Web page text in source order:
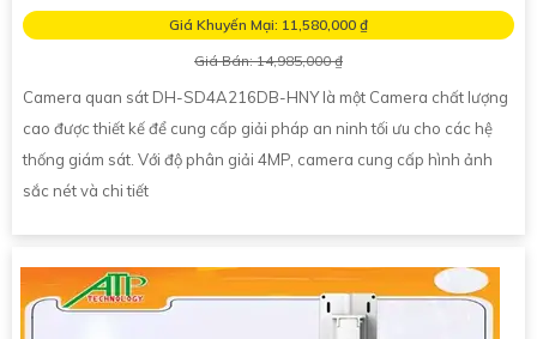
Giá Khuyến Mại: 11,580,000 ₫
Giá Bán: 14,985,000 ₫
Camera quan sát DH-SD4A216DB-HNY là một Camera chất lượng
cao được thiết kế để cung cấp giải pháp an ninh tối ưu cho các hệ
thống giám sát. Với độ phân giải 4MP, camera cung cấp hình ảnh
sắc nét và chi tiết